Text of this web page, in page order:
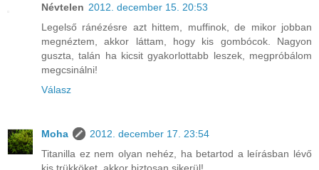
Névtelen 2012. december 15. 20:53
Legelső ránézésre azt hittem, muffinok, de mikor jobban
megnéztem, akkor láttam, hogy kis gombócok. Nagyon
guszta, talán ha kicsit gyakorlottabb leszek, megpróbálom
megcsinálni!
Válasz
Moha
2012. december 17. 23:54
Titanilla ez nem olyan nehéz, ha betartod a leírásban lévő